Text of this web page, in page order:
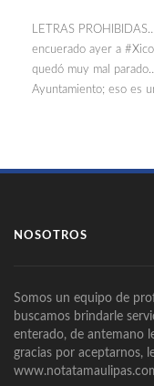
LETRAS
encuerado ayer a
quedó muy mal
Ayuntamiento; eso es
NOSOTROS
Somos un equipo de
buscamos brindarle
enterado, de antemano
gracias por aceptarnos,